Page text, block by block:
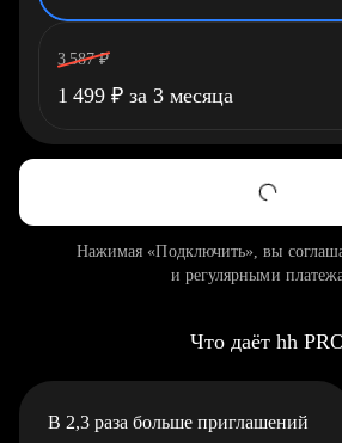
3 587 ₽
1 499 ₽ за 3 месяца
Нажимая «Подключить», вы
и регулярными
Что даёт hh
В 2,3 раза больше приглашений